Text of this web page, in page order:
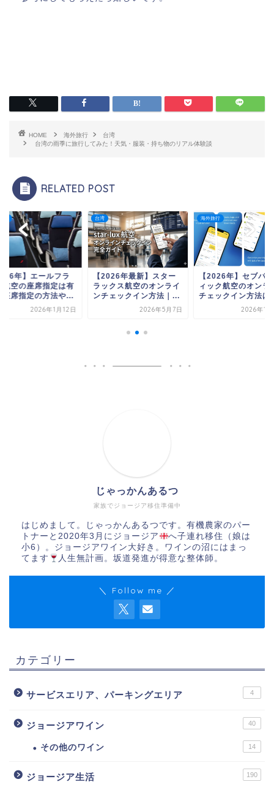
HOME 海外旅行
台湾
台湾の雨季に旅行してみた！天気・服装・持ち物のリアル体験談
RELATED POST
年最新】スター
クス航空のオンライ
ェックイン方法｜...
2026年5月7日
海外旅行
【2026年】セブパシフ
ィック航空のオンライン
チェックイン方法は？...
2026年1月22日
海外旅行
【2026年】エール
ンス航空の座席指定
料？座席指定の方法
2026年1
家族でジョージア移住準備中
じゃっかんあるつ
はじめまして。じゃっかんあるつです。有機農家のパー
トナーと2020年3月にジョージア
へ子連れ移住（娘は
小6）。ジョージアワイン大好き。ワインの沼にはまっ
てます
人生無計画。坂道発進が得意な整体師。
＼ Follow me ／
カテゴリー
サービスエリア、パーキングエリア 4
ジョージアワイン 40
その他のワイン 14
ジョージア生活 190